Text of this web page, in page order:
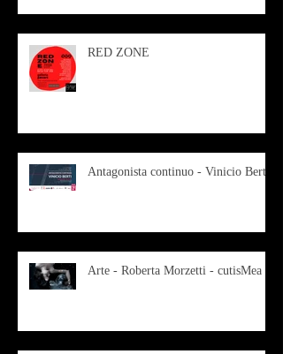
RED ZONE
Antagonista continuo - Vinicio Berti
Arte - Roberta Morzetti - cutisMea